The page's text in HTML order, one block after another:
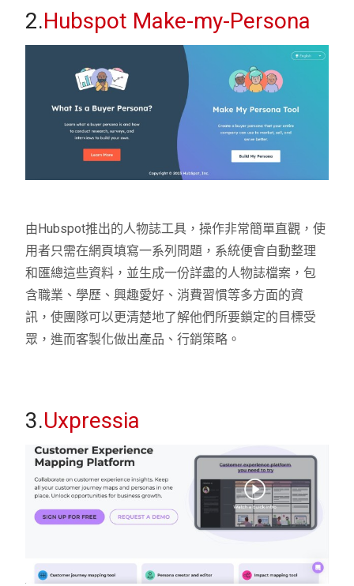
2.Hubspot Make-my-Persona
由Hubspot推出的人物誌工具，操作非常簡單直觀，使
用者只需在網頁填寫一系列問題，系統便會自動整理
和匯總這些資料，並生成一份詳盡的人物誌檔案，包
含職業、學歷、興趣愛好、消費習慣等多方面的資
訊，使團隊可以更清楚地了解他們所要鎖定的目標受
眾，進而客製化做出產品、行銷策略。
3.Uxpressia